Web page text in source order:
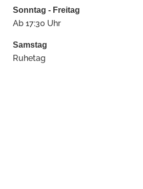
Sonntag - Freitag
Ab 17:30 Uhr
Samstag
Ruhetag